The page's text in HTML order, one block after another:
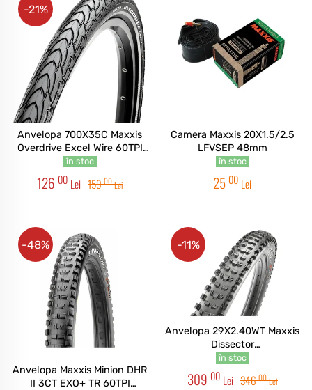
Anvelopa 700X35C Maxxis
Overdrive Excel Wire 60TPI
Silkshield / REF
în stoc
126 00 Lei 15900Lei
-21%
Camera Maxxis 20X1.5/2.5
LFVSEP 48mm
în stoc
25 00 Lei
Anvelopa Maxxis Minion DHR
II 3CT EXO+ TR 60TPI
-48%
Anvelopa 29X2.40WT Maxxis
Dissector
3C/maxxterra/EXO+/TR
60TPI foldabil Vrac
în stoc
309 00 Lei 34600Lei
-11%